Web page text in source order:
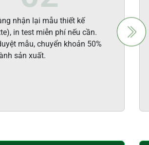
nhận lại mẫu thiết kế
in test miễn phí nếu cần.
mẫu, chuyển khoản 50%
sản xuất.